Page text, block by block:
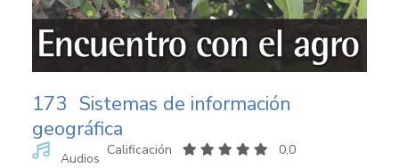
173 Sistemas de información
geográfica
Audios
Calificación 0,0